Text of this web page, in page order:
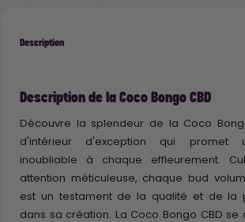
Description
Description de la Coco Bongo CBD
Découvre la splendeur de la Coco
d'intérieur d'exception qui promet
inoubliable à chaque effleurement.
attention méticuleuse, chaque bud
est un testament de la qualité et de la
dans sa création. La Coco Bongo CBD se